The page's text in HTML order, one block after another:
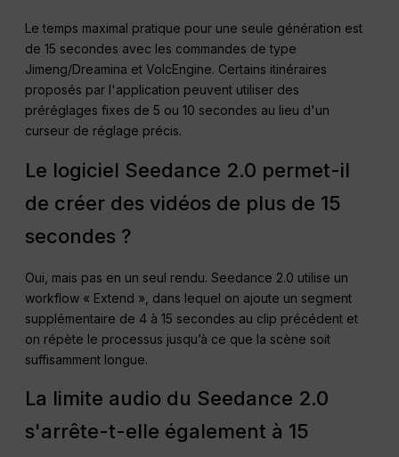
Le temps maximal pratique pour une seule génération est
de 15 secondes avec les commandes de type
Jimeng/Dreamina et VolcEngine. Certains itinéraires
proposés par l'application peuvent utiliser des
préréglages fixes de 5 ou 10 secondes au lieu d'un
curseur de réglage précis.
Le logiciel Seedance 2.0 permet-il
de créer des vidéos de plus de 15
secondes ?
Oui, mais pas en un seul rendu. Seedance 2.0 utilise un
workflow « Extend », dans lequel on ajoute un segment
supplémentaire de 4 à 15 secondes au clip précédent et
on répète le processus jusqu’à ce que la scène soit
suffisamment longue.
La limite audio du Seedance 2.0
s'arrête-t-elle également à 15